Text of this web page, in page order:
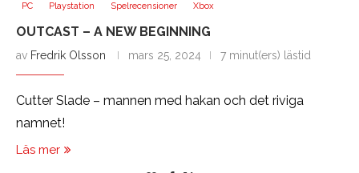
PC Playstation Spelrecensioner Xbox
OUTCAST – A NEW BEGINNING
av Fredrik Olsson mars 25, 2024 7 minut(ers) lästid
Cutter Slade – mannen med hakan och det riviga
namnet!
Läs mer